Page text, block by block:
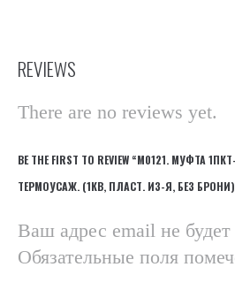
REVIEWS
There are no reviews yet.
BE THE FIRST TO REVIEW “М0121. МУФТА
ТЕРМОУСАЖ. (1КВ, ПЛАСТ. ИЗ-Я, БЕЗ
Ваш адрес email не будет
Обязательные поля